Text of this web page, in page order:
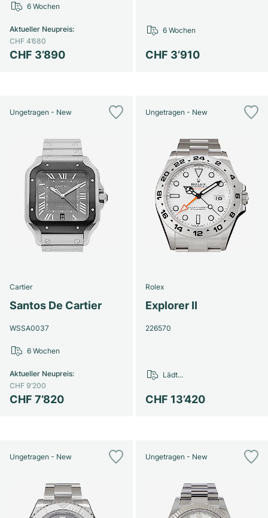
CHF 3’890
Aktueller Neupreis:
CHF 4’680
6 Wochen
CHF 3’910
6 Wochen
Ungetragen - New
Cartier
Santos De Cartier
WSSA0037
CHF 7’820
Aktueller Neupreis:
CHF 9’200
6 Wochen
Ungetragen - New
Rolex
Explorer II
226570
CHF 13’420
Lädt...
Ungetragen - New Ungetragen - New